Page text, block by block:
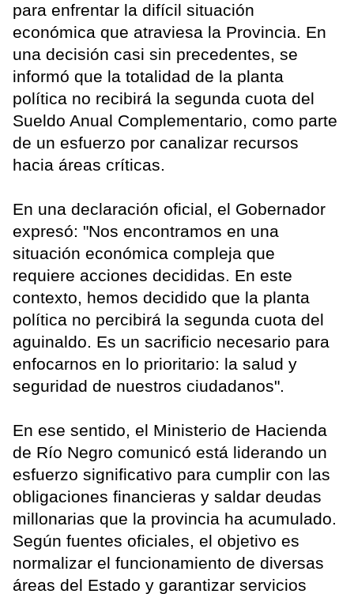
para enfrentar la difícil situación
económica que atraviesa la Provincia. En
una decisión casi sin precedentes, se
informó que la totalidad de la planta
política no recibirá la segunda cuota del
Sueldo Anual Complementario, como parte
de un esfuerzo por canalizar recursos
hacia áreas críticas.
En una declaración oficial, el Gobernador
expresó: "Nos encontramos en una
situación económica compleja que
requiere acciones decididas. En este
contexto, hemos decidido que la planta
política no percibirá la segunda cuota del
aguinaldo. Es un sacrificio necesario para
enfocarnos en lo prioritario: la salud y
seguridad de nuestros ciudadanos".
En ese sentido, el Ministerio de Hacienda
de Río Negro comunicó está liderando un
esfuerzo significativo para cumplir con las
obligaciones financieras y saldar deudas
millonarias que la provincia ha acumulado.
Según fuentes oficiales, el objetivo es
normalizar el funcionamiento de diversas
áreas del Estado y garantizar servicios